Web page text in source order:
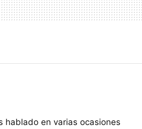
hablado en varias ocasiones